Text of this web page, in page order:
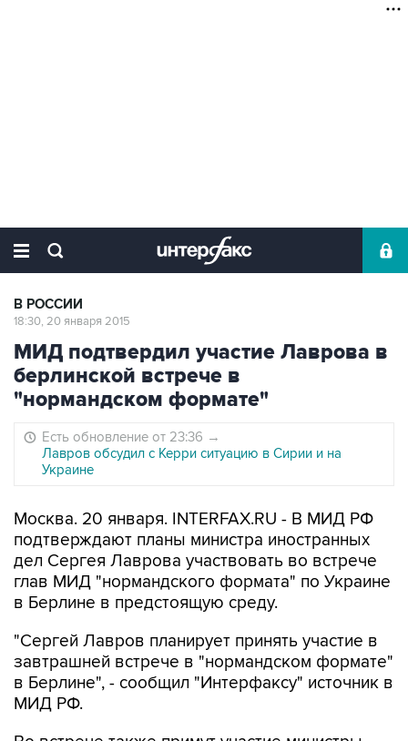
В РОССИИ
18:30, 20 января 2015
МИД подтвердил участие Лаврова в
берлинской встрече в
"нормандском формате"
Есть обновление от 23:36 →
Лавров обсудил с Керри ситуацию в Сирии и на
Украине
Москва. 20 января. INTERFAX.RU - В МИД РФ
подтверждают планы министра иностранных
дел Сергея Лаврова участвовать во встрече
глав МИД "нормандского формата" по Украине
в Берлине в предстоящую среду.
"Сергей Лавров планирует принять участие в
завтрашней встрече в "нормандском формате"
в Берлине", - сообщил "Интерфаксу" источник в
МИД РФ.